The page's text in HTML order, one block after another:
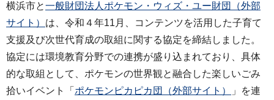
横浜市と一般財団法人ポケモン・ウィズ・ユー財団（外部
サイト） は、令和４年11月、コンテンツを活用した子育て
支援及び次世代育成の取組に関する協定を締結しました。
協定には環境教育分野での連携が盛り込まれており、具体
的な取組として、ポケモンの世界観と融合した楽しいごみ
拾いイベント「 ポケモンピカピカ団（外部サイト）
」を連